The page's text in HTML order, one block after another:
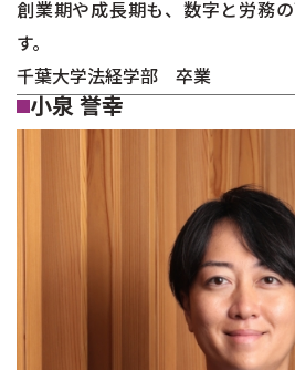
創業期や成長期も、数字と労務
す。
千葉大学法経学部 卒業
小泉 誉幸